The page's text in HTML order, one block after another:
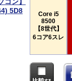
5D8
Core i5
8500
【8世代】
6コア6スレ